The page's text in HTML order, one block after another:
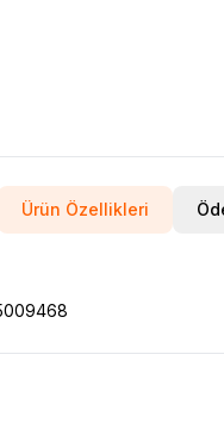
Ürün Özellikleri